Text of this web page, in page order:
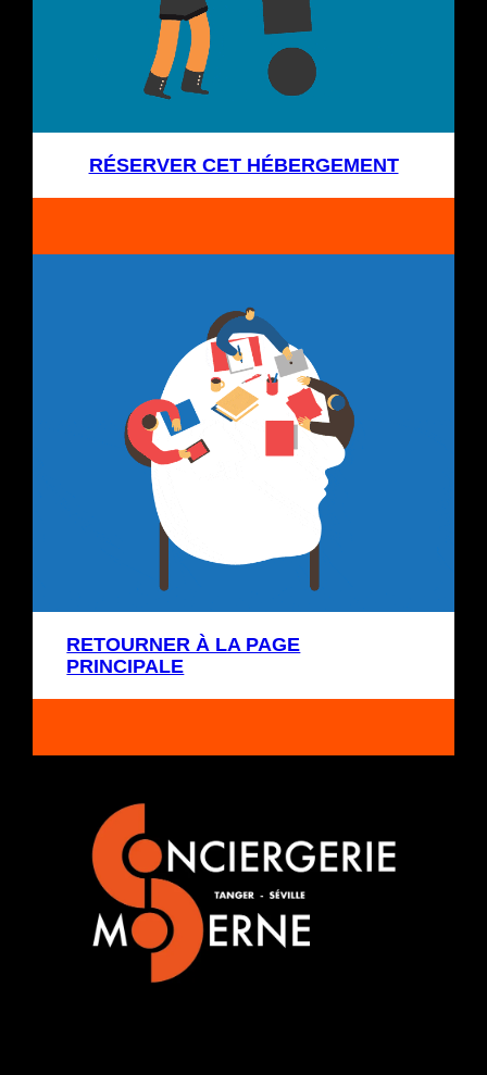
RÉSERVER CET HÉBERGEMENT
RETOURNER À LA PAGE
PRINCIPALE